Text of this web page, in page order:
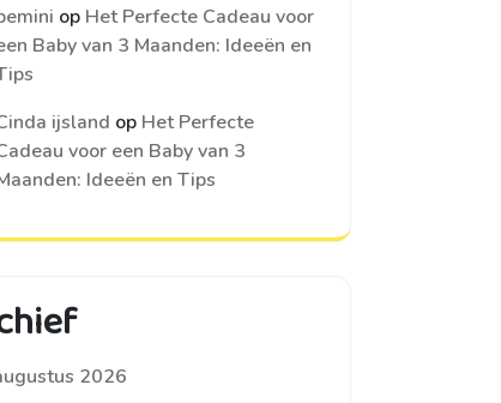
op Het Perfecte Cadeau voor
Baby van 3 Maanden: Ideeën en
ijsland op Het Perfecte
voor een Baby van 3
Ideeën en Tips
2026